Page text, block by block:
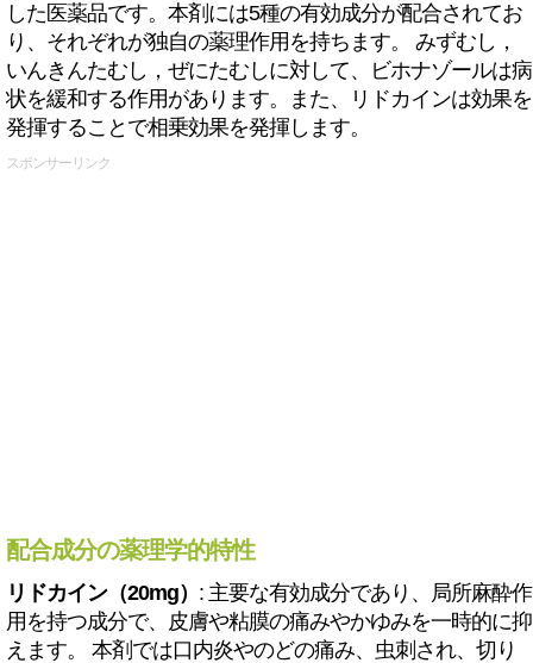
した医薬品です。本剤には5種の有効成分が配合されてお
り、それぞれが独自の薬理作用を持ちます。 みずむし，
いんきんたむし，ぜにたむしに対して、ビホナゾールは病
状を緩和する作用があります。また、リドカインは効果を
発揮することで相乗効果を発揮します。
スポンサーリンク
配合成分の薬理学的特性
リドカイン（20mg） : 主要な有効成分であり、局所麻酔作
用を持つ成分で、皮膚や粘膜の痛みやかゆみを一時的に抑
えます。 本剤では口内炎やのどの痛み、虫刺され、切り